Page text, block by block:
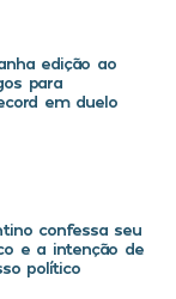
edição ao
para
em duelo
confessa seu
e a intenção de
político